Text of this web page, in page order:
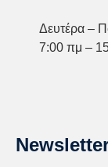
Δευτέρα –
7:00 πμ –